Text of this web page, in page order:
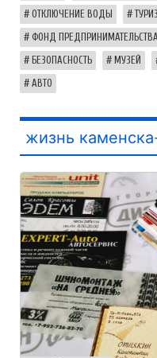
ОТКЛЮЧЕНИЕ ВОДЫ
ФОНД
БЕЗОПАСНОСТЬ МУЗЕЙ
АВТО
жизнь